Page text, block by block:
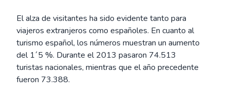
El alza de visitantes ha sido evidente tanto para
viajeros extranjeros como españoles. En cuanto al
turismo español, los números muestran un aumento
del 1´5 %. Durante el 2013 pasaron 74.513
turistas nacionales, mientras que el año precedente
fueron 73.388.